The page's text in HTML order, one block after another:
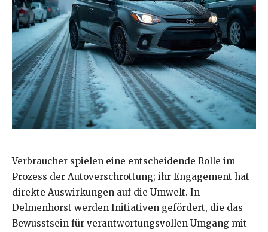
Verbraucher spielen eine entscheidende Rolle im
Prozess der Autoverschrottung; ihr Engagement hat
direkte Auswirkungen auf die Umwelt. In
Delmenhorst werden Initiativen gefördert, die das
Bewusstsein für verantwortungsvollen Umgang mit